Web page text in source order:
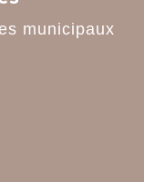
municipaux